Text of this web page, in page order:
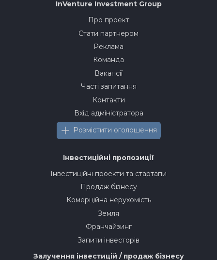
InVenture Investment Group
Про проект
Стати партнером
Реклама
Команда
Вакансії
Часті запитання
Контакти
Вхід адміністратора
Розмістити оголошення
Інвестиційні пропозиції
Інвестиційні проекти та стартапи
Продаж бізнесу
Комерційна нерухомість
Земля
Франчайзинг
Запити інвесторів
Залучення інвестицій / продаж бізнесу